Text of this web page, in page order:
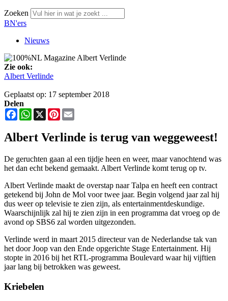
Zoeken
BN'ers
Nieuws
Zie ook:
Albert Verlinde
Geplaatst op: 17 september 2018
Delen
FacebookWhatsApp
X Pinterest
Albert Verlinde is terug van weggeweest!
De geruchten gaan al een tijdje heen en weer, maar vanochtend was
het dan echt bekend gemaakt. Albert Verlinde komt terug op tv.
Albert Verlinde maakt de overstap naar Talpa en heeft een contract
getekend bij John de Mol voor twee jaar. Begin volgend jaar zal hij
dus weer op televisie te zien zijn, als entertainmentdeskundige.
Waarschijnlijk zal hij te zien zijn in een programma dat vroeg op de
avond op SBS6 zal worden uitgezonden.
Verlinde werd in maart 2015 directeur van de Nederlandse tak van
het door Joop van den Ende opgerichte Stage Entertainment. Hij
stopte in 2016 bij het RTL-programma Boulevard waar hij vijftien
jaar lang bij betrokken was geweest.
Kriebelen